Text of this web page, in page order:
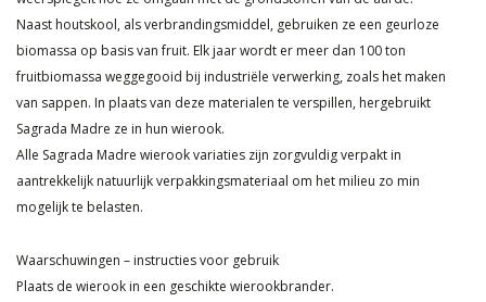
Naast houtskool, als verbrandingsmiddel, gebruiken ze een geurloze
biomassa op basis van fruit. Elk jaar wordt er meer dan 100 ton
fruitbiomassa weggegooid bij industriële verwerking, zoals het maken
van sappen. In plaats van deze materialen te verspillen, hergebruikt
Sagrada Madre ze in hun wierook.
Alle Sagrada Madre wierook variaties zijn zorgvuldig verpakt in
aantrekkelijk natuurlijk verpakkingsmateriaal om het milieu zo min
mogelijk te belasten.
Waarschuwingen – instructies voor gebruik
Plaats de wierook in een geschikte wierookbrander.